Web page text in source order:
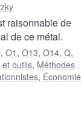
raisonnable de
de ce métal.
,O1 ,O13,O14,Q,
et outils, Méthodes
, Économie